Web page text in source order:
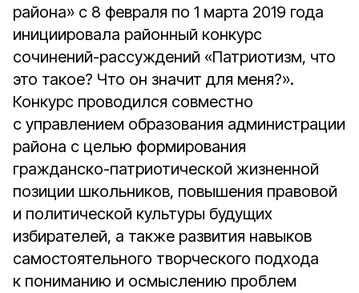
района» с 8 февраля по 1 марта 2019 года
инициировала районный конкурс
сочинений-рассуждений «Патриотизм, что
это такое? Что он значит для меня?».
Конкурс проводился совместно
с управлением образования администрации
района с целью формирования
гражданско-патриотической жизненной
позиции школьников, повышения правовой
и политической культуры будущих
избирателей, а также развития навыков
самостоятельного творческого подхода
к пониманию и осмыслению проблем